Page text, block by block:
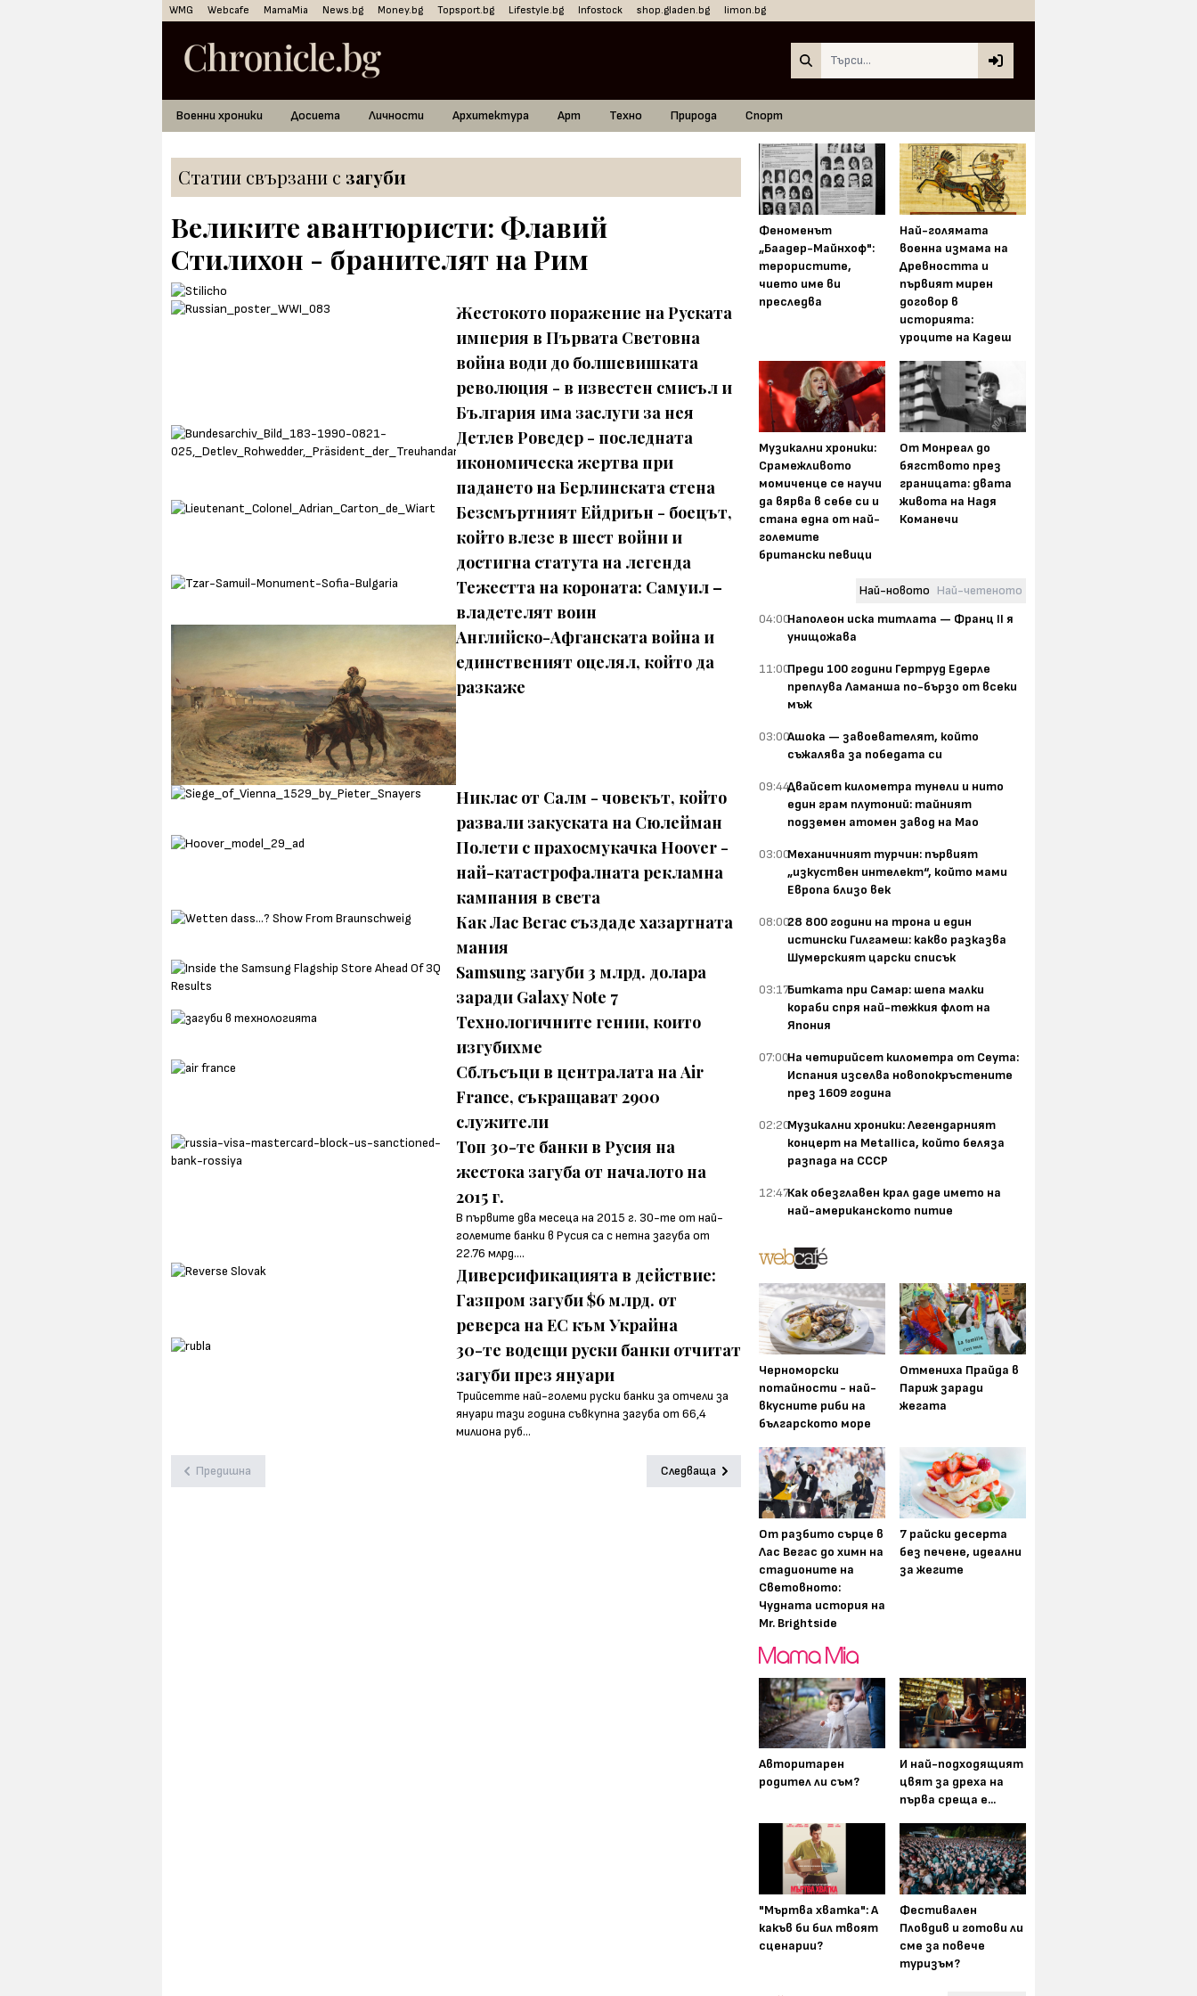
WMG Webcafe MamaMia News.bg Money.bg Topsport.bg Lifestyle.bg Infostock shop.gladen.bg limon.bg
Военни хроники Досиета Личности Архитектура Арт Техно Природа Спорт
Статии свързани с загуби
Великите авантюристи: Флавий
Стилихон - бранителят на Рим
Жестокото поражение на Руската
империя в Първата Световна
война води до болшевишката
революция - в известен смисъл и
България има заслуги за нея
Детлев Роведер - последната
икономическа жертва при
падането на Берлинската стена
Безсмъртният Ейдриън - боецът,
който влезе в шест войни и
достигна статута на легенда
Тежестта на короната: Самуил –
владетелят воин
Английско-Афганската война и
единственият оцелял, който да
разкаже
Никлас от Салм - човекът, който
развали закуската на Сюлейман
Полети с прахосмукачка Hoover -
най-катастрофалната рекламна
кампания в света
Как Лас Вегас създаде хазартната
мания
Samsung загуби 3 млрд. долара
заради Galaxy Note 7
Технологичните гении, които
изгубихме
Сблъсъци в централата на Air
France, съкращават 2900
служители
Топ 30-те банки в Русия на
жестока загуба от началото на
2015 г.
В първите два месеца на 2015 г. 30-те от най-
големите банки в Русия са с нетна загуба от
22.76 млрд....
Диверсификацията в действие:
Газпром загуби $6 млрд. от
реверса на ЕС към Украйна
30-те водещи руски банки отчитат
загуби през януари
Трийсетте най-големи руски банки за отчели за
януари тази година съвкупна загуба от 66,4
милиона руб...
Предишна Следваща
Феноменът
„Баадер-Майнхоф":
терористите,
чието име ви
преследва
Най-голямата
военна измама на
Древността и
първият мирен
договор в
историята:
уроците на Кадеш
Музикални хроники:
Срамежливото
момиченце се научи
да вярва в себе си и
стана една от най-
големите
британски певици
От Монреал до
бягството през
границата: двата
живота на Надя
Команечи
Най-новото Най-четеното
04:00Наполеон иска титлата — Франц II я
унищожава
11:00Преди 100 години Гертруд Едерле
преплува Ламанша по-бързо от всеки
мъж
03:00Ашока — завоевателят, който
съжалява за победата си
09:44Двайсет километра тунели и нито
един грам плутоний: тайният
подземен атомен завод на Мао
03:00Механичният турчин: първият
„изкуствен интелект“, който мами
Европа близо век
08:0028 800 години на трона и един
истински Гилгамеш: какво разказва
Шумерският царски списък
03:17Битката при Самар: шепа малки
кораби спря най-тежкия флот на
Япония
07:00На четирийсет километра от Сеута:
Испания изселва новопокръстените
през 1609 година
02:20Музикални хроники: Легендарният
концерт на Metallica, който беляза
разпада на СССР
12:47Как обезглавен крал даде името на
най-американското питие
Черноморски
потайности - най-
вкусните риби на
българското море
Отмениха Прайда в
Париж заради
жегата
От разбито сърце в
Лас Вегас до химн на
стадионите на
Световното:
Чудната история на
Mr. Brightside
7 райски десерта
без печене, идеални
за жегите
Авторитарен
родител ли съм?
И най-подходящият
цвят за дреха на
първа среща е...
"Мъртва хватка": А
какъв би бил твоят
сценарии?
Фестивален
Пловдив и готови ли
сме за повече
туризъм?